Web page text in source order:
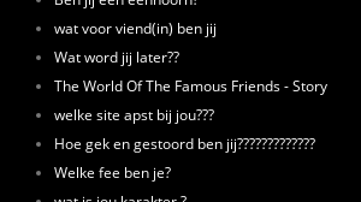
wat voor viend(in) ben jij
Wat word jij later??
The World Of The Famous Friends - Story
welke site apst bij jou???
Hoe gek en gestoord ben jij?????????????
Welke fee ben je?